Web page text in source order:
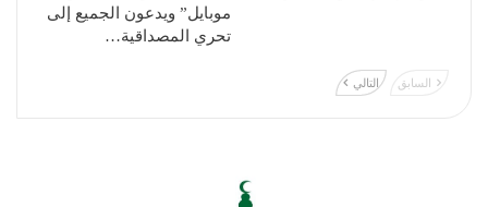
موبايل” ويدعون الجميع إلى
تحري المصداقية…
السابق التالي